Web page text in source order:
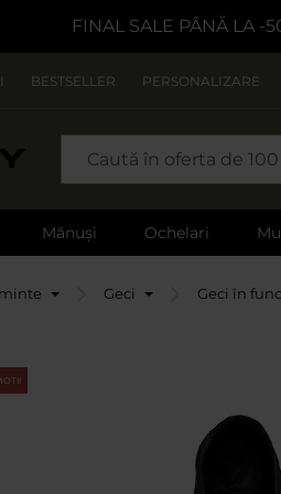
FINAL SALE PÂNĂ LA -
BESTSELLER PERSONALIZARE
Mănuși Ochelari
Geci Geci în